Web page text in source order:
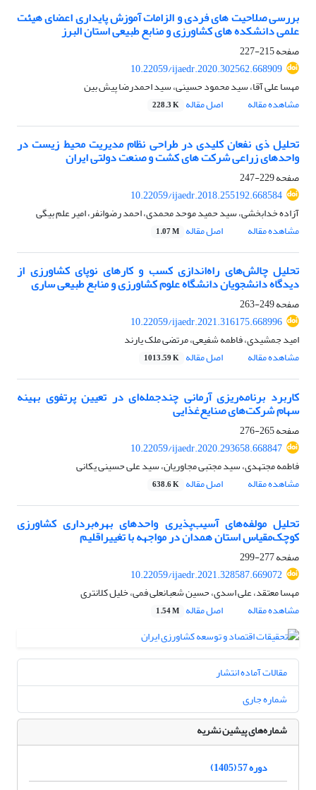
بررسی صلاحیت های فردی و الزامات آموزش پایداری اعضای هیئت
علمی دانشکده های کشاورزی و منابع طبیعی استان البرز
صفحه215-227
10.22059/ijaedr.2020.302562.668909
مهسا علی آقا، سید محمود حسینی، سید احمدرضا پیش بین
مشاهده مقاله
اصل مقاله 228.3 K
تحلیل ذی نفعان کلیدی در طراحی نظام مدیریت محیط زیست در
واحدهای زراعی شرکت ‏های کشت و صنعت دولتی ایران
صفحه229-247
10.22059/ijaedr.2018.255192.668584
آزاده خدابخشی، سید حمید موحد محمدی، احمد رضوانفر، امیر علم بیگی
مشاهده مقاله
اصل مقاله 1.07 M
تحلیل چالش‌های راه‌اندازی کسب و کارهای نوپای کشاورزی از
دیدگاه دانشجویان دانشگاه علوم کشاورزی و منابع طبیعی ساری
صفحه249-263
10.22059/ijaedr.2021.316175.668996
امید جمشیدی، فاطمه شفیعی، مرتضی ملک یارند
مشاهده مقاله
اصل مقاله 1013.59 K
کاربرد برنامه‌ریزی آرمانی چندجمله‌ای در تعیین پرتفوی بهینه
سهام شرکت‌های صنایع‌غذایی
صفحه265-276
10.22059/ijaedr.2020.293658.668847
فاطمه مجتهدی، سید مجتبی مجاوریان، سید علی حسینی یکانی
مشاهده مقاله
اصل مقاله 638.6 K
تحلیل مولفه‌های آسیب‌پذیری واحدهای بهره‌برداری کشاورزی
کوچک‌مقیاس استان همدان در مواجهه با تغییر‌اقلیم
صفحه277-299
10.22059/ijaedr.2021.328587.669072
مهسا معتقد، علی اسدی، حسین شعبانعلی فمی، خلیل کلانتری
مشاهده مقاله
اصل مقاله 1.54 M
مقالات آماده انتشار
شماره جاری
شماره‌های پیشین نشریه
دوره 57 (1405)